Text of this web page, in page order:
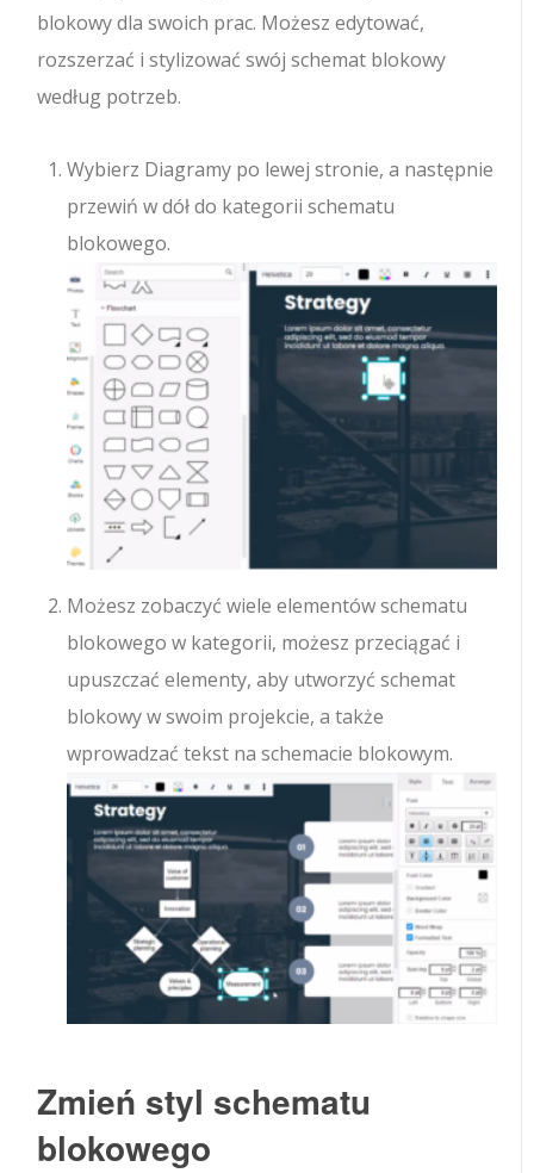
blokowy dla swoich prac. Możesz edytować,
rozszerzać i stylizować swój schemat blokowy
według potrzeb.
Wybierz Diagramy po lewej stronie, a następnie
przewiń w dół do kategorii schematu
blokowego.
Możesz zobaczyć wiele elementów schematu
blokowego w kategorii, możesz przeciągać i
upuszczać elementy, aby utworzyć schemat
blokowy w swoim projekcie, a także
wprowadzać tekst na schemacie blokowym.
Zmień styl schematu
blokowego